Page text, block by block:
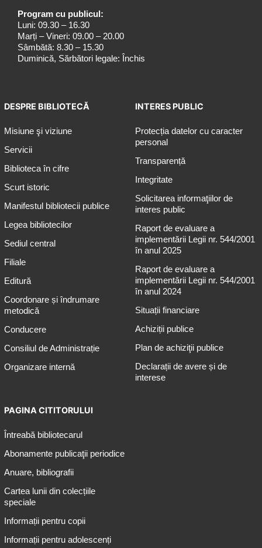
Program cu publicul:
Luni: 09.30 – 16.30
Marți – Vineri: 09.00 – 20.00
Sâmbătă: 8.30 – 15.30
Duminică, Sărbători legale: Închis
DESPRE BIBLIOTECĂ
Misiune şi viziune
Servicii
Biblioteca în cifre
Scurt istoric
Manifestul bibliotecii publice
Legea bibliotecilor
Sediul central
Filiale
Editură
Coordonare și îndrumare
metodică
Conducere
Consiliul de Administrație
Organizare internă
INTERES PUBLIC
Protecția datelor cu caracter
personal
Transparență
Integritate
Solicitarea informaţiilor de
interes public
Raport de evaluare a
implementării Legii nr. 544/2001
în anul 2025
Raport de evaluare a
implementării Legii nr. 544/2001
în anul 2024
Situații financiare
Achiziții publice
Plan de achiziţii publice
Declarații de avere și de
interese
PAGINA CITITORULUI
Întreabă bibliotecarul
Abonamente publicaţii periodice
Anuare, bibliografii
Cartea lunii din colecțiile
speciale
Informații pentru copii
Informații pentru adolescenți